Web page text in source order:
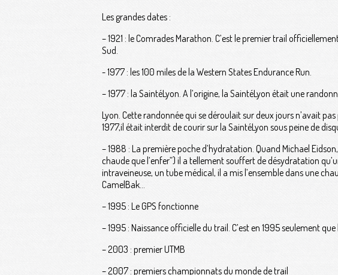
Les grandes dates :
– 1921 : le Comrades Marathon. C’est le premier trail
Sud.
- 1977 : les 100 miles de la Western States Endurance Run.
– 1977 : la SaintéLyon. A l’origine, la SaintéLyon était une
Lyon. Cette randonnée qui se déroulait sur deux jours n’avait
1977,il était interdit de courir sur la SaintéLyon sous peine de
– 1988 : La première poche d’hydratation. Quand Michael
chaude que l’enfer”) il a tellement souffert de désydratation
intraveineuse, un tube médical, il a mis l’ensemble dans une
CamelBak...
– 1995 : Le GPS fonctionne
– 1995 : Naissance officielle du trail. C’est en 1995 seulement
– 2003 : premier UTMB
– 2007 : premiers championnats du monde de trail